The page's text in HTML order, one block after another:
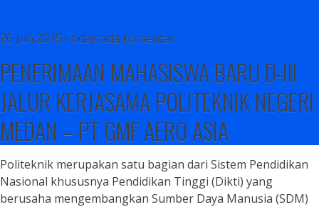
26 Jun 2015 • tidak ada komentar
PENERIMAAN MAHASISWA BARU D-III
JALUR KERJASAMA POLITEKNIK NEGERI
MEDAN – PT GMF AERO ASIA
Politeknik merupakan satu bagian dari Sistem Pendidikan
Nasional khususnya Pendidikan Tinggi (Dikti) yang
berusaha mengembangkan Sumber Daya Manusia (SDM)